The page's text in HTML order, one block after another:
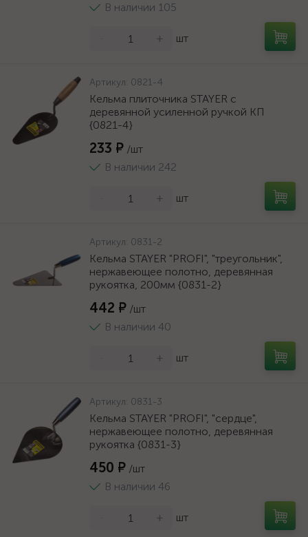
В наличии 105
+ шт
Артикул: 0821-4
Кельма плиточника STAYER с
деревянной усиленной ручкой КП
{0821-4}
233 ₽ /шт
В наличии 242
+ шт
Артикул: 0831-2
Кельма STAYER "PROFI", "треугольник",
нержавеющее полотно, деревянная
рукоятка, 200мм {0831-2}
442 ₽ /шт
В наличии 40
+ шт
Артикул: 0831-3
Кельма STAYER "PROFI", "сердце",
нержавеющее полотно, деревянная
рукоятка {0831-3}
450 ₽ /шт
В наличии 46
+ шт